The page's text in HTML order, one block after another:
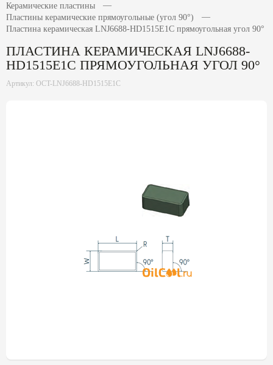
Керамические пластины
Пластины керамические прямоугольные (угол 90°)
Пластина керамическая LNJ6688-HD1515E1C прямоугольная угол 90°
ПЛАСТИНА КЕРАМИЧЕСКАЯ LNJ6688-
HD1515E1C ПРЯМОУГОЛЬНАЯ УГОЛ 90°
Артикул: OCT-LNJ6688-HD1515E1C